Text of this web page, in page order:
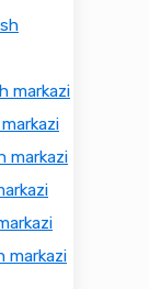
markazi
markazi
markazi